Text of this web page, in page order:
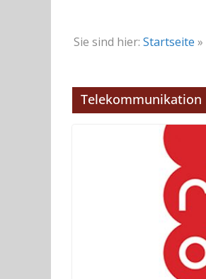
Sie sind hier: Startseite »
Telekommunikation